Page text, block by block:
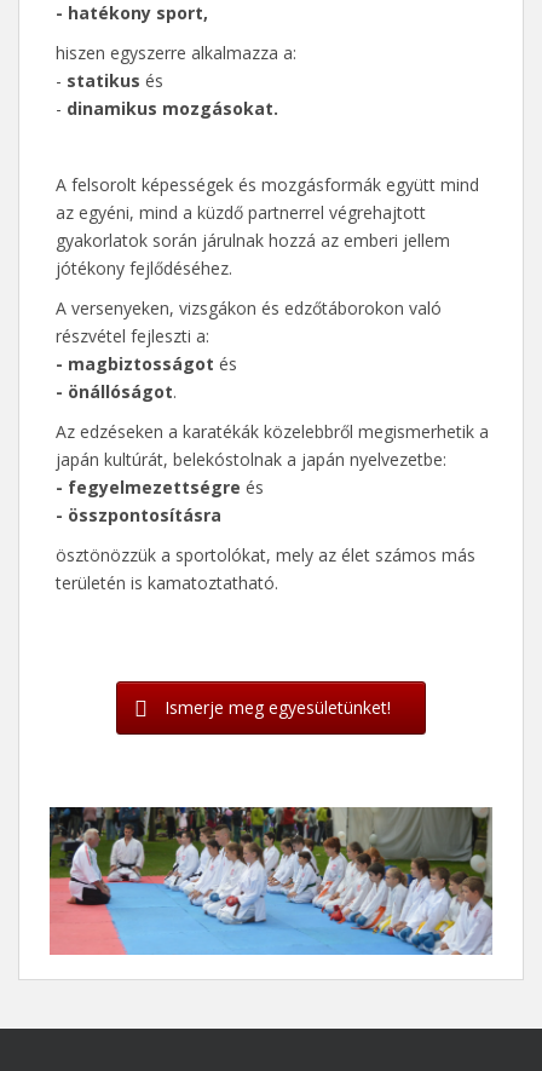
- hatékony sport,
hiszen egyszerre alkalmazza a:
- statikus és
- dinamikus mozgásokat.
A felsorolt képességek és mozgásformák együtt mind
az egyéni, mind a küzdő partnerrel végrehajtott
gyakorlatok során járulnak hozzá az emberi jellem
jótékony fejlődéséhez.
A versenyeken, vizsgákon és edzőtáborokon való
részvétel fejleszti a:
- magbiztosságot és
- önállóságot.
Az edzéseken a karatékák közelebbről megismerhetik a
japán kultúrát, belekóstolnak a japán nyelvezetbe:
- fegyelmezettségre és
- összpontosításra
ösztönözzük a sportolókat, mely az élet számos más
területén is kamatoztatható.
Ismerje meg egyesületünket!